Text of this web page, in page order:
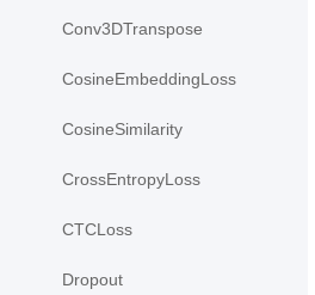
Conv3DTranspose
CosineEmbeddingLoss
CosineSimilarity
CrossEntropyLoss
CTCLoss
Dropout